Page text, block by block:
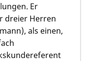
Er
dreier Herren
als einen,